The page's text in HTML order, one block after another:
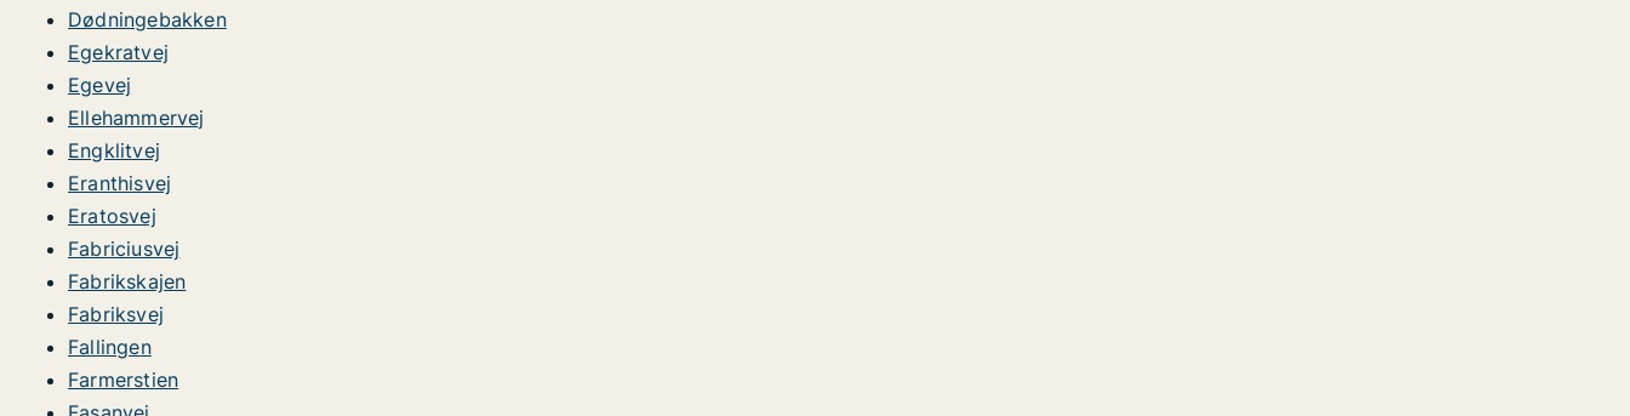
Dødningebakken
Egekratvej
Egevej
Ellehammervej
Engklitvej
Eranthisvej
Eratosvej
Fabriciusvej
Fabrikskajen
Fabriksvej
Fallingen
Farmerstien